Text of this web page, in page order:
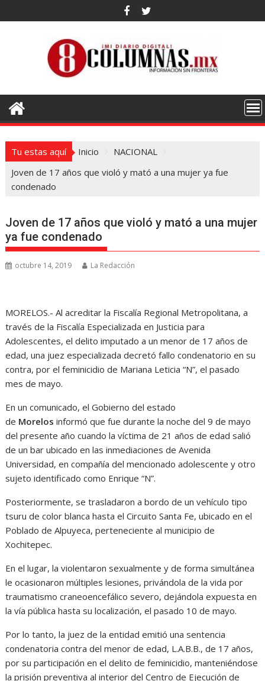
al
Tu estas aquí Inicio
NACIONAL
Joven de 17 años que violó y mató a una mujer ya fue
condenado
Joven de 17 años que violó y mató a una mujer
ya fue condenado
octubre 14, 2019 La Redacción
MORELOS.- Al acreditar la Fiscalía Regional Metropolitana, a
través de la Fiscalía Especializada en Justicia para
Adolescentes, el delito imputado a un menor de 17 años de
edad, una juez especializada decretó fallo condenatorio en su
contra, por el feminicidio de Mariana Leticia “N”, el pasado
mes de mayo.
En un comunicado, el Gobierno del estado
de Morelos informó que fue durante la noche del 9 de mayo
del presente año cuando la víctima de 21 años de edad salió
de un bar ubicado en las inmediaciones de Avenida
Universidad, en compañía del mencionado adolescente y otro
sujeto identificado como Enrique “N”.
Posteriormente, se trasladaron a bordo de un vehículo tipo
tsuru de color blanca hasta el Circuito Santa Fe, ubicado en el
Poblado de Alpuyeca, perteneciente al municipio de
Xochitepec.
En el lugar, la violentaron sexualmente y de forma simultánea
le ocasionaron múltiples lesiones, privándola de la vida por
traumatismo craneoencefálico severo, dejándola expuesta en
la vía pública hasta su localización, el pasado 10 de mayo.
Por lo tanto, la juez de la entidad emitió una sentencia
condenatoria contra del menor de edad, L.A.B.B., de 17 años,
por su participación en el delito de feminicidio, manteniéndose
la prisión preventiva al interior del Centro de Ejecución de